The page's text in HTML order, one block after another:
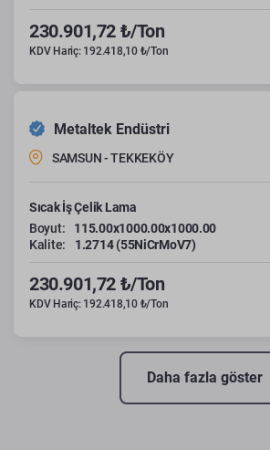
230.901,72 ₺/Ton
KDV Hariç: 192.418,10 ₺/Ton
Metaltek Endüstri
SAMSUN - TEKKEKÖY
Sıcak İş Çelik Lama
Boyut:
115.00x1000.00x1000.00
Kalite:
1.2714 (55NiCrMoV7)
230.901,72 ₺/Ton
KDV Hariç: 192.418,10 ₺/Ton
Daha fazla göster